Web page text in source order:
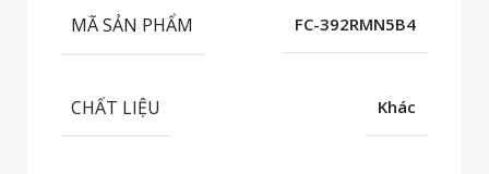
MÃ SẢN PHẨM FC-392RMN5B4
CHẤT LIỆU Khác